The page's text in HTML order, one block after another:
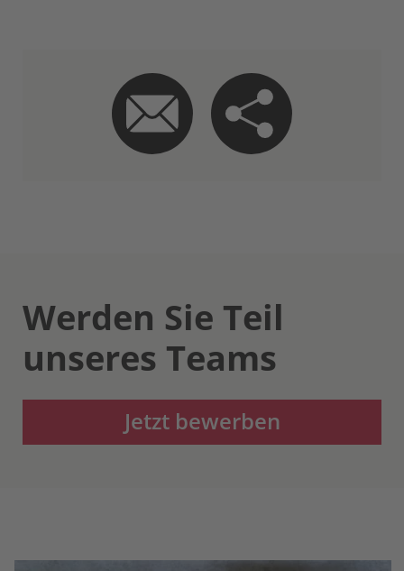
Werden Sie Teil
unseres Teams
Jetzt bewerben